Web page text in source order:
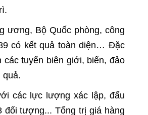
ương, Bộ Quốc phòng, công
có kết quả toàn diện… Đặc
các tuyến biên giới, biển, đảo
các lực lượng xác lập, đấu
đối tượng... Tổng trị giá hàng